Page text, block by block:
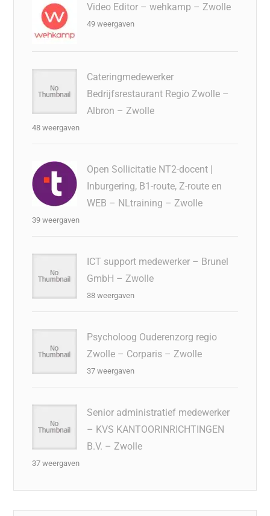
Video Editor – wehkamp – Zwolle
49 weergaven
Cateringmedewerker
Bedrijfsrestaurant Regio Zwolle –
Albron – Zwolle
48 weergaven
Open Sollicitatie NT2-docent |
Inburgering, B1-route, Z-route en
WEB – NLtraining – Zwolle
39 weergaven
ICT support medewerker – Brunel
GmbH – Zwolle
38 weergaven
Psycholoog Ouderenzorg regio
Zwolle – Corparis – Zwolle
37 weergaven
Senior administratief medewerker
– KVS KANTOORINRICHTINGEN
B.V. – Zwolle
37 weergaven